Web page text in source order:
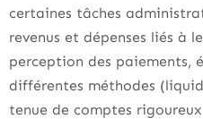
certaines tâches
revenus et dépenses liés à
perception des paiements,
différentes méthodes
tenue de comptes